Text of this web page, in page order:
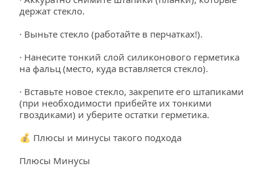
держат стекло.
· Выньте стекло (работайте в перчатках!).
· Нанесите тонкий слой силиконового герметика
на фальц (место, куда вставляется стекло).
· Вставьте новое стекло, закрепите его штапиками
(при необходимости прибейте их тонкими
гвоздиками) и уберите остатки герметика.
💰 Плюсы и минусы такого подхода
Плюсы Минусы